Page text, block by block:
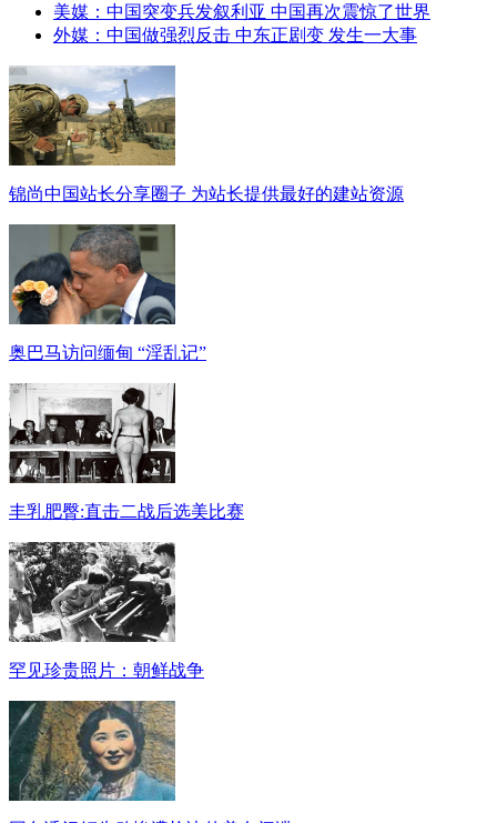
美媒：中国突变兵发叙利亚 中国再次震惊了世界
外媒：中国做强烈反击 中东正剧变 发生一大事
锦尚中国站长分享圈子 为站长提供最好的建站资源
奥巴马访问缅甸 “淫乱记”
丰乳肥臀:直击二战后选美比赛
罕见珍贵照片：朝鲜战争